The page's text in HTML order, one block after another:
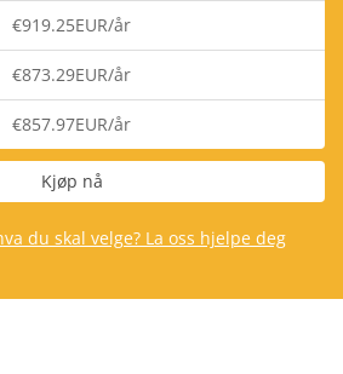
€919.25EUR/år
€873.29EUR/år
€857.97EUR/år
Kjøp nå
du skal velge? La oss hjelpe deg